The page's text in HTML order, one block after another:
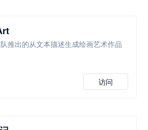
推出的从文本描述生成绘画艺术作品
访问